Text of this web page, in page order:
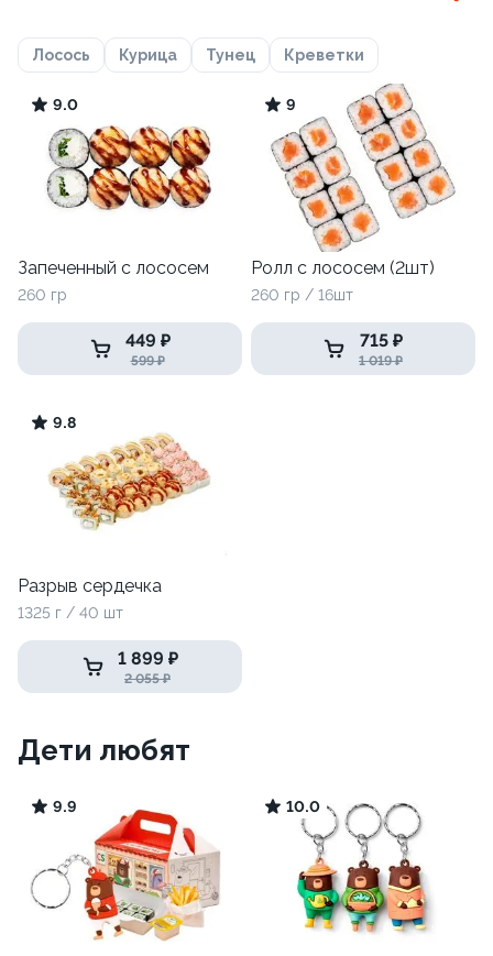
Лосось Курица Тунец Креветки
9.0
Запеченный с лососем
260 гр
449 ₽
599 ₽
9
Ролл с лососем (2шт)
260 гр / 16шт
715 ₽
1 019 ₽
9.8
Разрыв сердечка
1325 г / 40 шт
1 899 ₽
2 055 ₽
Дети любят
9.9 10.0